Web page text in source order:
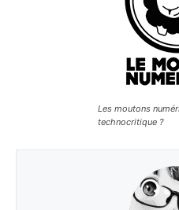
Les moutons
technocritique ?